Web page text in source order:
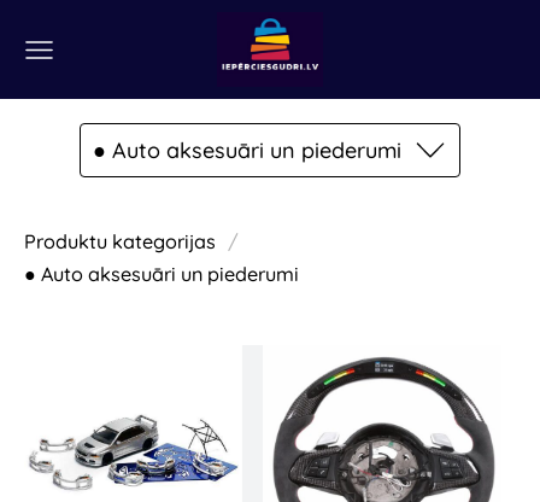
● Auto aksesuāri un piederumi
Produktu kategorijas
● Auto aksesuāri un piederumi